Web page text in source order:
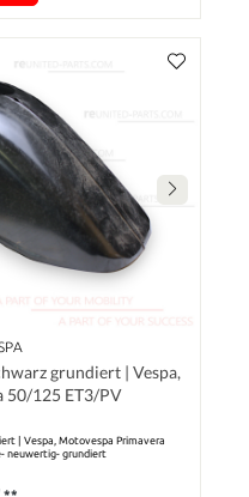
grundiert | Vespa,
50/125 ET3/PV
| Vespa, Motovespa Primavera
neuwertig- grundiert